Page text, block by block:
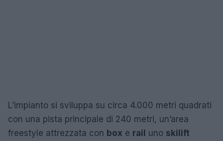
L’impianto si sviluppa su circa 4.000 metri quadrati
con una pista principale di 240 metri, un’area
freestyle attrezzata con box e rail uno skilift